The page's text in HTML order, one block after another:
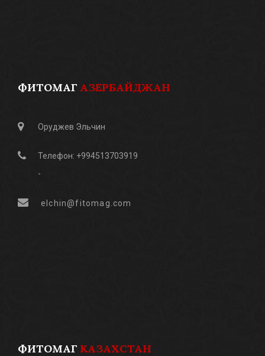
ФИТОМАГ АЗЕРБАЙДЖАН
Оруджев Эльчин
Телефон: +994513703919
-
elchin@fitomag.com
ФИТОМАГ КАЗАХСТАН